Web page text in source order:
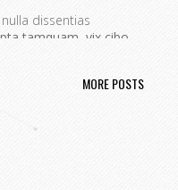
dissentias
tamquam, vix cibo
MORE POSTS